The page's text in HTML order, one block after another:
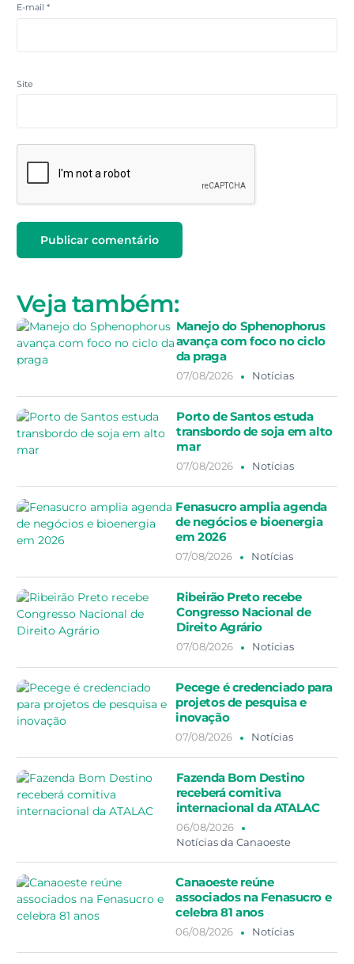
E-mail*
Site
Veja também:
Manejo do Sphenophorus
avança com foco no ciclo
da praga
07/08/2026 Notícias
Porto de Santos estuda
transbordo de soja em alto
mar
07/08/2026 Notícias
Fenasucro amplia agenda
de negócios e bioenergia
em 2026
07/08/2026 Notícias
Ribeirão Preto recebe
Congresso Nacional de
Direito Agrário
07/08/2026 Notícias
Pecege é credenciado para
projetos de pesquisa e
inovação
07/08/2026 Notícias
Fazenda Bom Destino
receberá comitiva
internacional da ATALAC
06/08/2026
Notícias da Canaoeste
Canaoeste reúne
associados na Fenasucro e
celebra 81 anos
06/08/2026 Notícias